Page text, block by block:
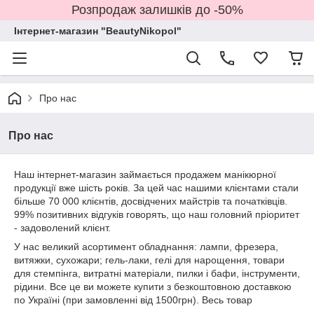
Розпродаж залишків до -50%
Інтернет-магазин "BeautyNikopol"
Про нас
Про нас
Наш інтернет-магазин займається продажем манікюрної
продукції вже шість років. За цей час нашими клієнтами стали
більше 70 000 клієнтів, досвідчених майстрів та початківців.
99% позитивних відгуків говорять, що наш головний пріоритет
- задоволений клієнт.
У нас великий асортимент обладнання: лампи, фрезера,
витяжки, сухожари; гель-лаки, гелі для нарощення, товари
для стемпінга, витратні матеріали, пилки і бафи, інструменти,
рідини. Все це ви можете купити з безкоштовною доставкою
по Україні (при замовленні від 1500грн). Весь товар